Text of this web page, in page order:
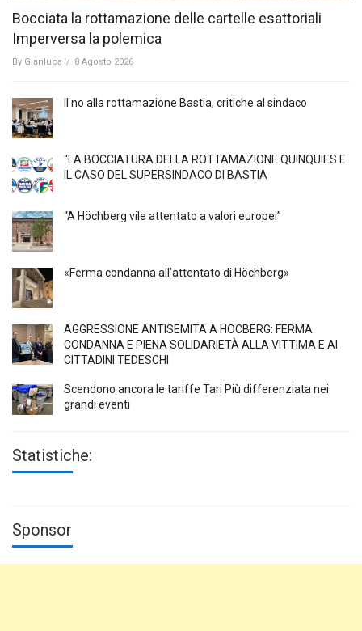
Bocciata la rottamazione delle cartelle esattoriali
Imperversa la polemica
By Gianluca / 8 Agosto 2026
Il no alla rottamazione Bastia, critiche al sindaco
“LA BOCCIATURA DELLA ROTTAMAZIONE QUINQUIES E
IL CASO DEL SUPERSINDACO DI BASTIA
“A Höchberg vile attentato a valori europei”
«Ferma condanna all’attentato di Höchberg»
AGGRESSIONE ANTISEMITA A HÖCBERG: FERMA
CONDANNA E PIENA SOLIDARIETÀ ALLA VITTIMA E AI
CITTADINI TEDESCHI
Scendono ancora le tariffe Tari Più differenziata nei
grandi eventi
Statistiche:
Sponsor